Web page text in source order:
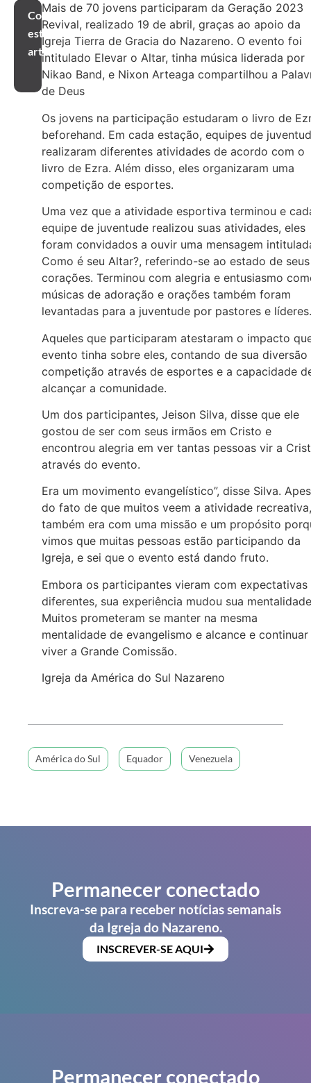
Compartilhar
este
artigo
Mais de 70 jovens participaram da Geração 2023
Revival, realizado 19 de abril, graças ao apoio da
Igreja Tierra de Gracia do Nazareno. O evento foi
intitulado Elevar o Altar, tinha música liderada por
Nikao Band, e Nixon Arteaga compartilhou a
de Deus
Os jovens na participação estudaram o livro de
beforehand. Em cada estação, equipes de
realizaram diferentes atividades de acordo com o
livro de Ezra. Além disso, eles organizaram uma
competição de esportes.
Uma vez que a atividade esportiva terminou e
equipe de juventude realizou suas atividades, eles
foram convidados a ouvir uma mensagem
Como é seu Altar?, referindo-se ao estado de seus
corações. Terminou com alegria e entusiasmo
músicas de adoração e orações também foram
levantadas para a juventude por pastores e
Aqueles que participaram atestaram o impacto
evento tinha sobre eles, contando de sua diversão
competição através de esportes e a capacidade
alcançar a comunidade.
Um dos participantes, Jeison Silva, disse que ele
gostou de ser com seus irmãos em Cristo e
encontrou alegria em ver tantas pessoas vir a
através do evento.
Era um movimento evangelístico”, disse Silva.
do fato de que muitos veem a atividade recreativa,
também era com uma missão e um propósito
vimos que muitas pessoas estão participando da
Igreja, e sei que o evento está dando fruto.
Embora os participantes vieram com expectativas
diferentes, sua experiência mudou sua
Muitos prometeram se manter na mesma
mentalidade de evangelismo e alcance e continuar
viver a Grande Comissão.
Igreja da América do Sul Nazareno
América do Sul Equador Venezuela
Permanecer conectado
Inscreva-se para receber notícias semanais
da Igreja do Nazareno.
INSCREVER-SE AQUI
Permanecer conectado